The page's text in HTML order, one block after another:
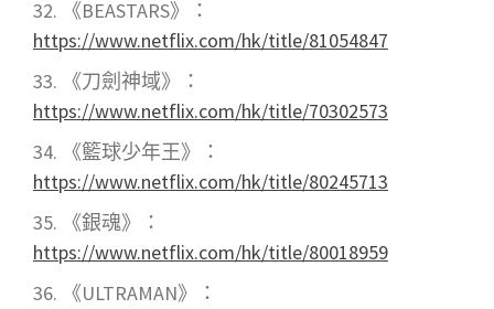
《BEASTARS》：
https://www.netflix.com/hk/title/81054847
《刀劍神域》：
https://www.netflix.com/hk/title/70302573
《籃球少年王》：
https://www.netflix.com/hk/title/80245713
《銀魂》：
https://www.netflix.com/hk/title/80018959
《ULTRAMAN》：